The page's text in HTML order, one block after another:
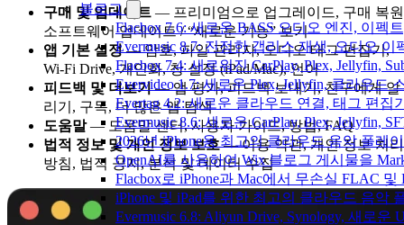
블로그
Flacbox 7.6: 새로운 BASS 오디오 엔진, 이펙
Evermusic 8.7: 진정한 갭리스 재생, 오디오
Flacbox 7.4: 새로워진 CarPlay, Plex, Jellyfin,
Evervideo 1.7: 새로운 Plex, Jellyfin, 클라우드
Evertag 4.2: 새로운 클라우드 연결, 태그 편집
Evermusic 8.6: 새로운 CarPlay, Plex, Jellyfin,
2026년 iPhone용 최고의 클라우드 음악 플레
OpenAI를 사용하여 Wix 블로그 게시물을
Flacbox로 iPhone과 Mac에서 무손실 FLAC 및
iPhone 및 iPad를 위한 최고의 클라우드 음악
Evermusic 6.8: Aliyun Drive, Synology, 새로운
구매 및 업데이트 — 프리미엄으로 업그레이드, 구매 복
소프트웨어 업데이트 / “새로운 기능” 보기
앱 기본 설정— 암호, 파일 관리자, 오디오 태그 편집기,
Wi-Fi Drive, 개인화, 창 설정 (iPad/Mac), 언어
피드백 및 더보기— 앱 평가, 피드백 보내기, 친구에게 알
리기, 구독, 더 많은 앱 탐색
도움말— 도움말 센터, 사용자 가이드, 방법, FAQ
법적 정보 및 개인 정보 보호— 이용 약관, 개인 정보 처리
방침, 법적 공지, 분석 및 데이터 수집